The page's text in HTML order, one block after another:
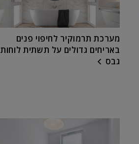
מערכת תרמוקיר לחיפוי פנים
באריחים גדולים על תשתית לוחות
גבס